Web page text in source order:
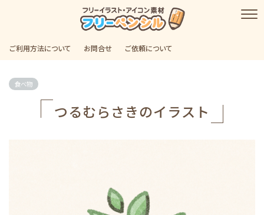
ご利用方法について お問合せ ご依頼について
食べ物
つるむらさきのイラスト